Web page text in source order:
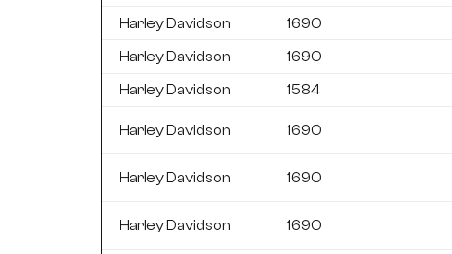
Harley Davidson 1690
Harley Davidson 1690
Harley Davidson 1584
Harley Davidson 1690
Harley Davidson 1690
Harley Davidson 1690